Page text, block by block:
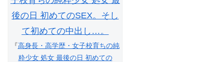
『高身長・高学歴・女子校育ちの純
粋少女 処女 最後の日 初めての